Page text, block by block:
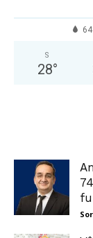
S
28°